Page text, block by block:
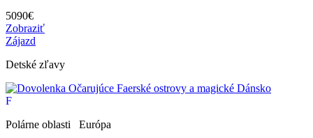
5090€
Zobraziť
Zájazd
Detské zľavy
F
Polárne oblasti Európa